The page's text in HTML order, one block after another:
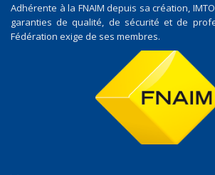
Adhérente à la FNAIM depuis sa création,
garanties de qualité, de sécurité et de
Fédération exige de ses membres.